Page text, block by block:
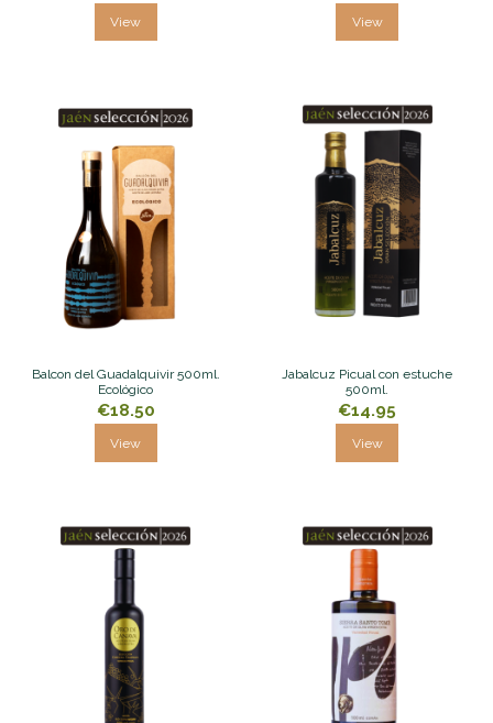
View View
Balcon del Guadalquivir 500ml.
Ecológico
€18.50
View
Jabalcuz Picual con estuche
500ml.
€14.95
View